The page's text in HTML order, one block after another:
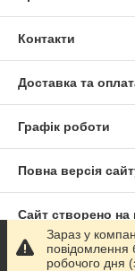
Контакти
Доставка та
Графік роботи
Повна версія
Сайт створено на
Політика
Зараз у
повідомлення
робочого дня